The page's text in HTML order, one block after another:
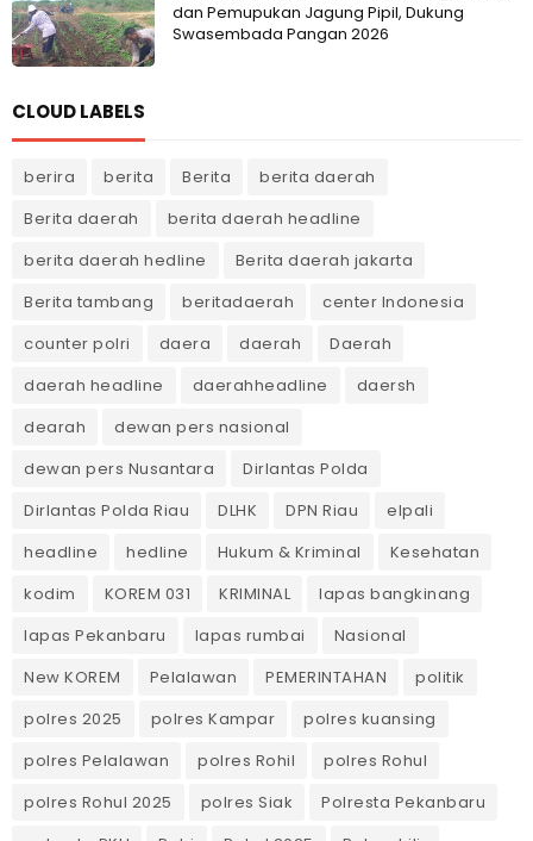
dan Pemupukan Jagung Pipil, Dukung
Swasembada Pangan 2026
CLOUD LABELS
berira berita Berita
berita daerah
Berita daerah
berita daerah headline
berita daerah hedline
Berita daerah jakarta
Berita tambang
beritadaerah
center Indonesia
counter polri
daera daerah
Daerah
daerah headline
daerahheadline
daersh
dearah
dewan pers nasional
dewan pers Nusantara
Dirlantas Polda
Dirlantas Polda Riau
DLHK DPN Riau
elpali
headline
hedline Hukum & Kriminal
Kesehatan
kodim
KOREM 031 KRIMINAL
lapas bangkinang
lapas Pekanbaru
lapas rumbai
Nasional
New KOREM
Pelalawan PEMERINTAHAN
politik
polres 2025
polres Kampar
polres kuansing
polres Pelalawan
polres Rohil
polres Rohul
polres Rohul 2025
polres Siak
Polresta Pekanbaru